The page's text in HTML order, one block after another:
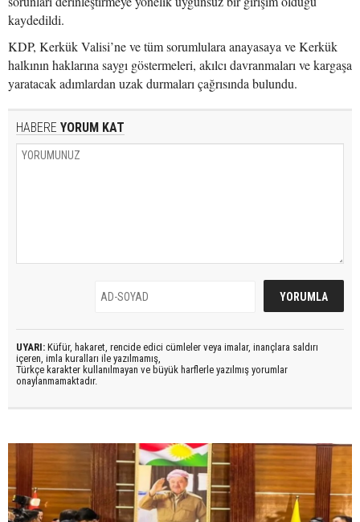
kaydedildi.
KDP, Kerkük Valisi’ne ve tüm sorumlulara anayasaya ve Kerkük
halkının haklarına saygı göstermeleri, akılcı davranmaları ve kargaşa
yaratacak adımlardan uzak durmaları çağrısında bulundu.
HABERE YORUM KAT
UYARI: Küfür, hakaret, rencide edici cümleler veya imalar, inançlara saldırı
içeren, imla kuralları ile yazılmamış,
Türkçe karakter kullanılmayan ve büyük harflerle yazılmış yorumlar
onaylanmamaktadır.